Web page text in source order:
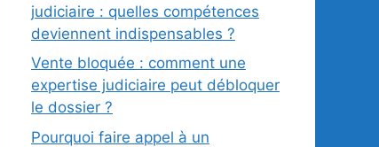
judiciaire : quelles compétences
deviennent indispensables ?
Vente bloquée : comment une
expertise judiciaire peut débloquer
le dossier ?
Pourquoi faire appel à un